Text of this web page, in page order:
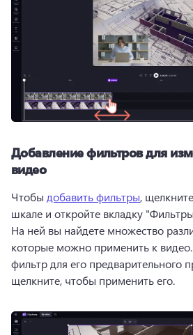
Добавление фильтров для
видео
Чтобы добавить фильтры,
шкале и откройте вкладку
На ней вы найдете множество
которые можно применить к
фильтр для его предварительного
щелкните, чтобы применить его.